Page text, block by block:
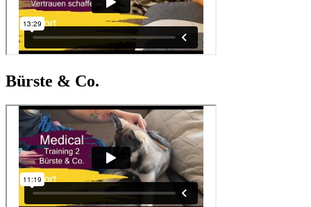
Bürste & Co.